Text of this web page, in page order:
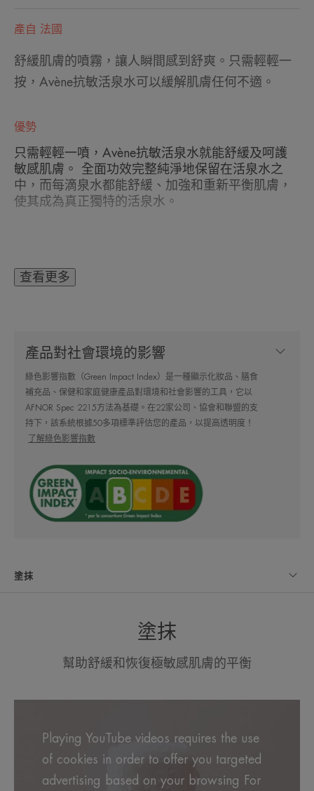
產自 法國
舒緩肌膚的噴霧，讓人瞬間感到舒爽。只需輕輕一
按，Avène抗敏活泉水可以緩解肌膚任何不適。
優勢
只需輕輕一噴，Avène抗敏活泉水就能舒緩及呵護
敏感肌膚。 全面功效完整純淨地保留在活泉水之
中，而每滴泉水都能舒緩、加強和重新平衡肌膚，
使其成為真正獨特的活泉水。
• 舒緩敏感不適： 肌膚敏感度降低64%*。
• 加強肌膚屏障： 其完美的鈣/鎂平衡為敏感肌膚
定失衡，噴霧罐內的上水導管亦可能因應壓力失衡上不了水，所以噴不出來
*五分鐘後肌膚敏感度下降30%，第1星期內下降64%。研究以超過6,300名肌
膚敏感人士為對象，包括嬰兒、幼兒和成年人。
查看更多
產品對社會環境的影響
綠色影響指數（Green Impact Index）是一種顯示化妝品、膳食
補充品、保健和家庭健康產品對環境和社會影響的工具，它以
AFNOR Spec 2215方法為基礎。在22家公司、協會和聯盟的支
持下，該系統根據50多項標準評估您的產品，以提高透明度！
了解綠色影響指數
塗抹
塗抹
幫助舒緩和恢復極敏感肌膚的平衡
Playing YouTube videos requires the use
of cookies in order to offer you targeted
advertising based on your browsing For